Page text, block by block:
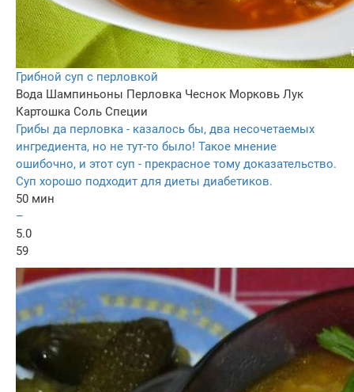
Грибной суп с перловкой
Вода Шампиньоны Перловка Чеснок Морковь Лук
Картошка Соль Специи
Грибы да перловка - казалось бы, два несочетаемых
ингредиента, но не тут-то было! Такое мнение
ошибочно, и этот суп - прекрасное тому доказательство.
Суп хорошо подходит для диеты диабетиков.
50 мин
–
5.0
59